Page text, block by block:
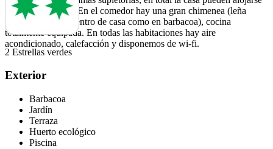
hasta 13 personas. En el comedor hay una gran chimenea (leña
gratis, tanto para dentro de casa como en barbacoa), cocina
totalmente equipada. En todas las habitaciones hay aire
acondicionado, calefacción y disponemos de wi-fi.
2 Estrellas verdes
Exterior
Barbacoa
Jardín
Terraza
Huerto ecológico
Piscina